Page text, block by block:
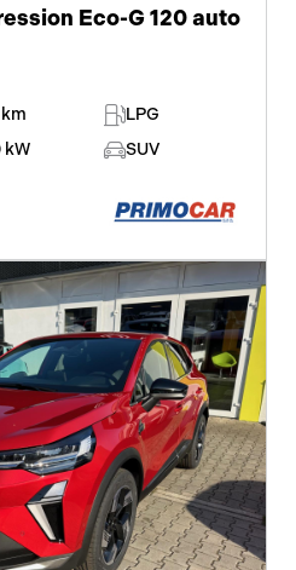
Eco-G 120 auto
LPG
kW SUV